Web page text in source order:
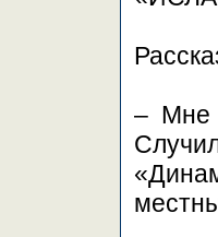
– Мне